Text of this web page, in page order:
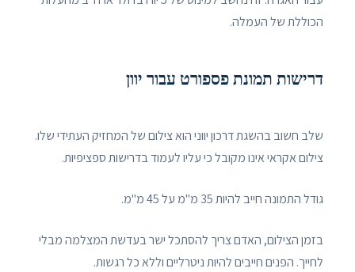
הכוללת של העמלה.
דרישות תמונת פספורט עבור יוון
שלב חשוב בהשגת דרכון יווני הוא צילום של המחזיק העתידי שלו.
צילום אקראי אינו מקובל כי עליו לעמוד בדרישות ספציפיות.
גודל התמונה חייב להיות 35 מ"מ על 45 מ"מ.
בזמן הצילום, האדם צריך להסתכל ישר בעדשת המצלמה מבלי
לחייך. הפנים חייבים להיות ניטרליים וללא כל רגשות.